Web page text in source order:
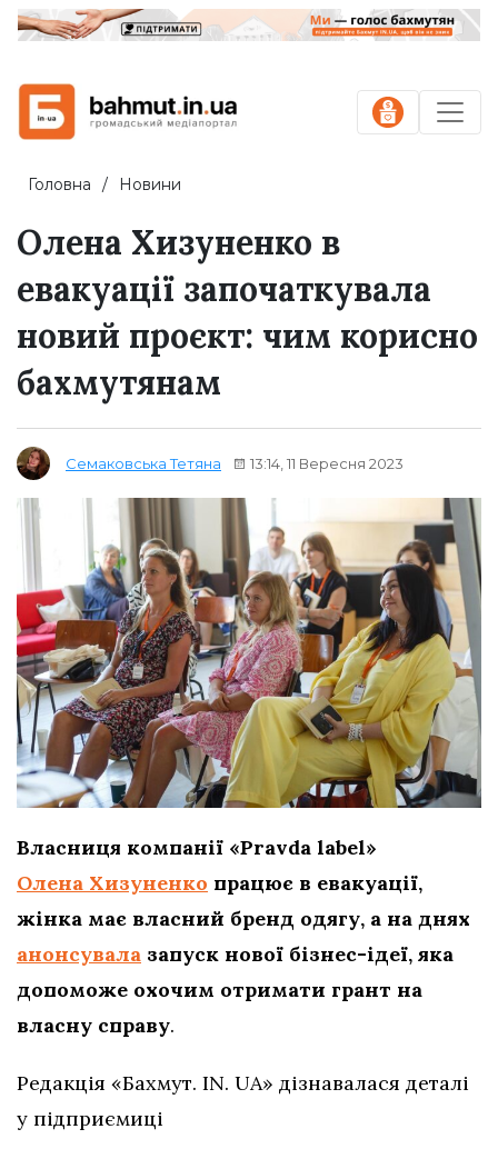
Головна Новини
Олена Хизуненко в
евакуації започаткувала
новий проєкт: чим корисно
бахмутянам
Семаковська Тетяна 13:14, 11 Вересня 2023
Власниця компанії «Pravda label»
Олена Хизуненко працює в евакуації,
жінка має власний бренд одягу, а на днях
анонсувала запуск нової бізнес-ідеї, яка
допоможе охочим отримати грант на
власну справу.
Редакція «Бахмут. IN. UA» дізнавалася деталі
у підприємиці